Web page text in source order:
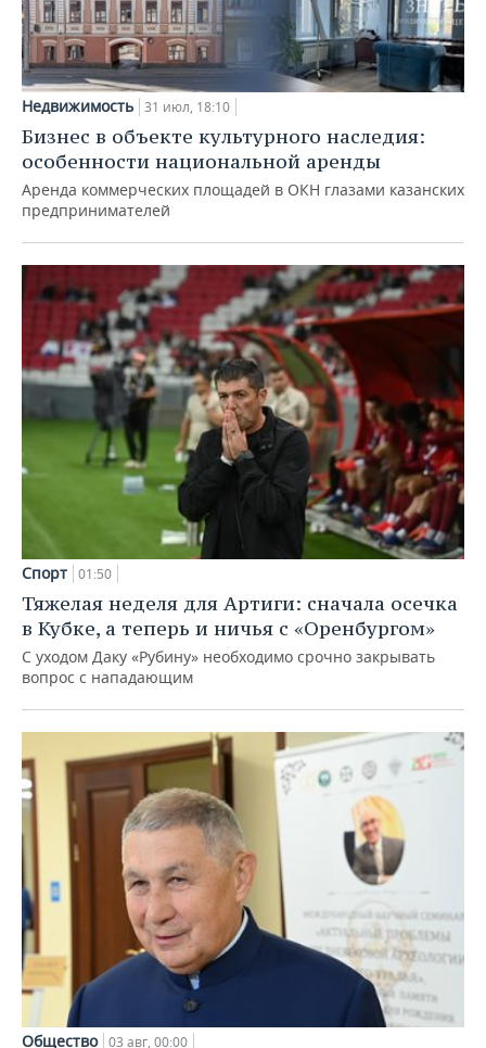
Недвижимость 31 июл, 18:10
Бизнес в объекте культурного наследия:
особенности национальной аренды
Аренда коммерческих площадей в ОКН глазами казанских
предпринимателей
Спорт 01:50
Тяжелая неделя для Артиги: сначала осечка
в Кубке, а теперь и ничья с «Оренбургом»
С уходом Даку «Рубину» необходимо срочно закрывать
вопрос с нападающим
Общество 03 авг, 00:00